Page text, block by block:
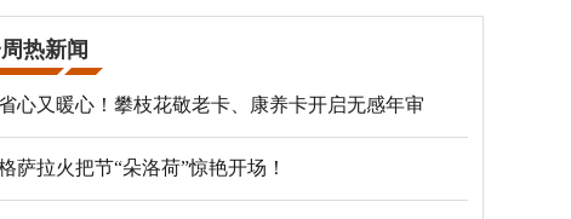
热新闻
心又暖心！攀枝花敬老卡、康养卡开启无感年审
萨拉火把节“朵洛荷”惊艳开场！